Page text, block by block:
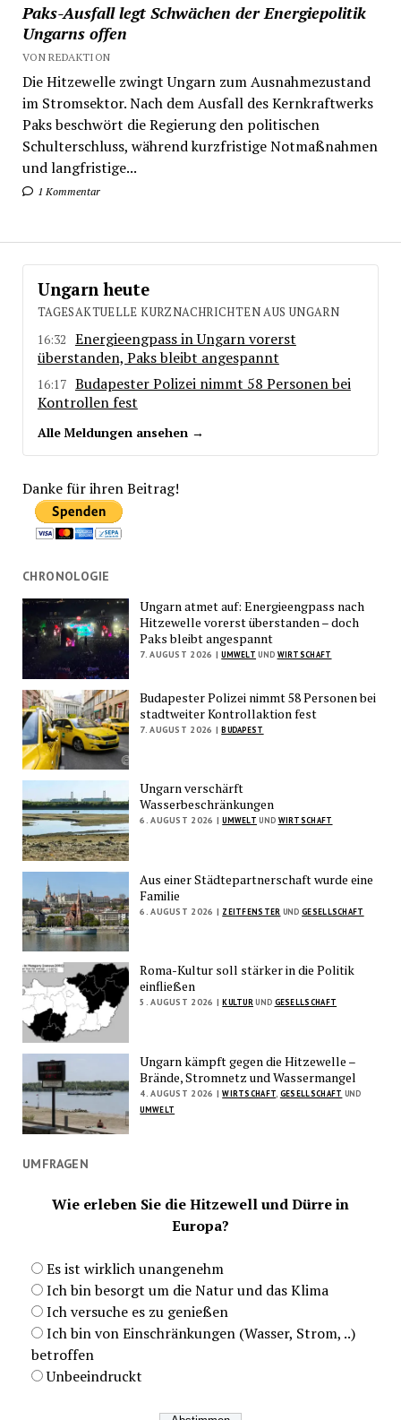
Paks-Ausfall legt Schwächen der Energiepolitik
Ungarns offen
VON REDAKTION
Die Hitzewelle zwingt Ungarn zum Ausnahmezustand
im Stromsektor. Nach dem Ausfall des Kernkraftwerks
Paks beschwört die Regierung den politischen
Schulterschluss, während kurzfristige Notmaßnahmen
und langfristige...
1 Kommentar
Ungarn heute
TAGESAKTUELLE KURZNACHRICHTEN AUS UNGARN
16:32
Energieengpass in Ungarn vorerst
überstanden, Paks bleibt angespannt
16:17 Budapester Polizei nimmt 58 Personen bei
Kontrollen fest
Alle Meldungen ansehen →
Danke für ihren Beitrag!
CHRONOLOGIE
Ungarn atmet auf: Energieengpass nach
Hitzewelle vorerst überstanden – doch
Paks bleibt angespannt
7. AUGUST 2026 | UMWELT UND WIRTSCHAFT
Budapester Polizei nimmt 58 Personen bei
stadtweiter Kontrollaktion fest
7. AUGUST 2026 | BUDAPEST
Ungarn verschärft
Wasserbeschränkungen
6. AUGUST 2026 | UMWELT UND WIRTSCHAFT
Aus einer Städtepartnerschaft wurde eine
Familie
6. AUGUST 2026 | ZEITFENSTER UNDGESELLSCHAFT
Roma-Kultur soll stärker in die Politik
einfließen
5. AUGUST 2026 | KULTURUND GESELLSCHAFT
Ungarn kämpft gegen die Hitzewelle –
Brände, Stromnetz und Wassermangel
4. AUGUST 2026 | WIRTSCHAFT GESELLSCHAFT UND
UMWELT
UMFRAGEN
Wie erleben Sie die Hitzewell und Dürre in
Europa?
Es ist wirklich unangenehm
Ich bin besorgt um die Natur und das Klima
Ich versuche es zu genießen
Ich bin von Einschränkungen (Wasser, Strom, ..)
betroffen
Unbeeindruckt